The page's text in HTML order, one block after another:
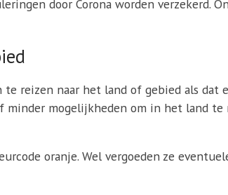
door Corona worden verzekerd.
reizen naar het land of gebied als dat
minder mogelijkheden om in het land te
oranje. Wel vergoeden ze